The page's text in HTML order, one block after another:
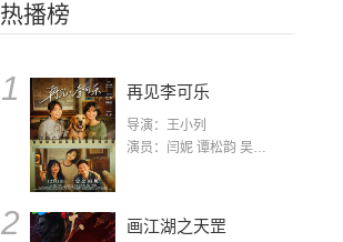
热播榜
1 再见李可乐
导演：王小列
演员：闫妮 谭松韵 吴京 蒋龙 赵小棠 冯雷 李虎城 平安 小七 小可乐
2 画江湖之天罡